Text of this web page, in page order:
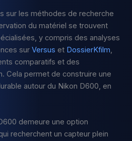
sur les méthodes de recherche
du matériel se trouvent
y compris des analyses
surVersus et DossierKfilm,
comparatifs et des
Cela permet de construire une
autour du Nikon D600, en
demeure une option
recherchent un capteur plein